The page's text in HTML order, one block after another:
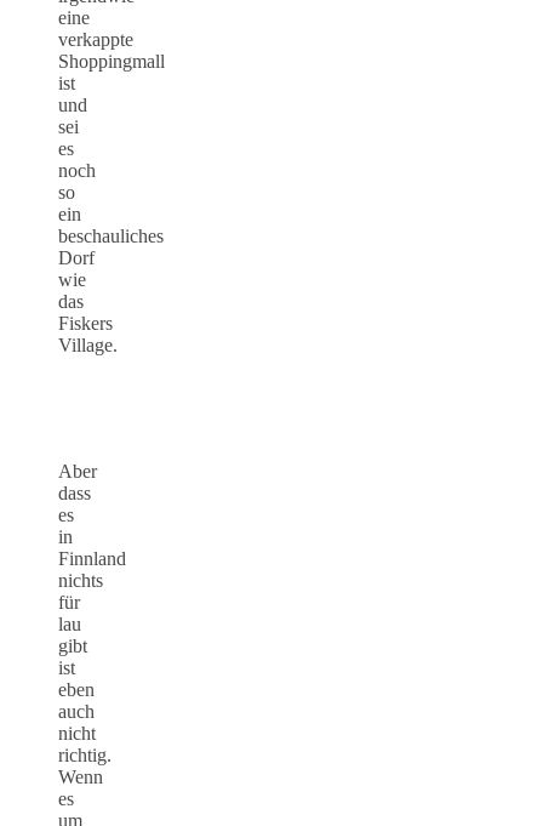
eine
verkappte
Shoppingmall
ist
und
sei
es
noch
so
ein
beschauliches
Dorf
wie
das
Fiskers
Village.
Aber
dass
es
in
Finnland
nichts
für
lau
gibt
ist
eben
auch
nicht
richtig.
Wenn
es
um